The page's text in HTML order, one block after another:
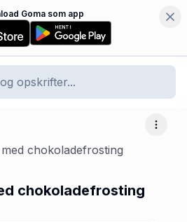
Goma som app
Flere
chokoladefrosting